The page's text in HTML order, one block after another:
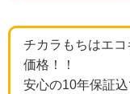
チカラもちはエ
価格！！
安心の10年保証